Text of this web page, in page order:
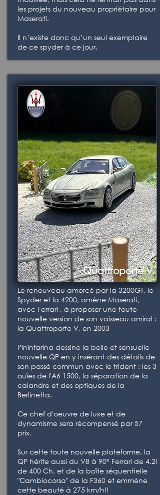
les projets du nouveau propriétaire pour
Maserati.
Il n’existe donc qu’un seul exemplaire
de ce spyder à ce jour.
Quattroporte V
Le renouveau amorcé par la 3200GT, le
Spyder et la 4200, amène Maserati,
avec Ferrari , à proposer une toute
nouvelle version de son vaisseau amiral :
la Quattroporte V, en 2003
Pininfarina dessine la belle et sensuelle
nouvelle QP en y insérant des détails de
son passé commun avec le trident : les 3
ouïes de l'A6 1500, la séparation de la
calandre et des optiques de la
Berlinetta.
Ce chef d'oeuvre de luxe et de
dynamisme sera récompensé par 57
prix.
Sur cette toute nouvelle plateforme, la
QP hérite aussi du V8 à 90° Ferrari de 4.2l
de 400 Ch, et de la boîte séquentielle
"Cambiocorsa" de la F360 et emmène
cette beauté à 275 km/h!!